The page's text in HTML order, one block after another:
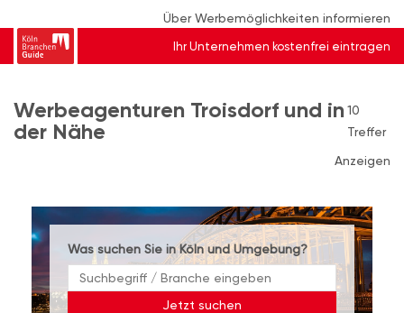
Über Werbemöglichkeiten informieren
Ihr Unternehmen kostenfrei eintragen
Werbeagenturen Troisdorf und in
der Nähe
10
Treffer
Anzeigen
Was suchen Sie in Köln und Umgebung?
Jetzt suchen